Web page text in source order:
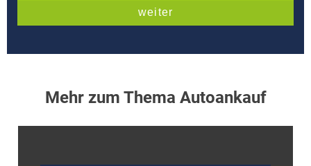
Mehr zum Thema Autoankauf